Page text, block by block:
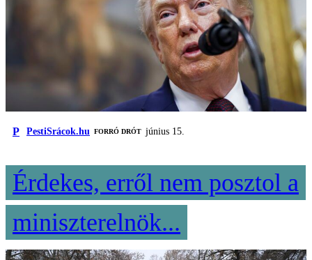
P PestiSrácok.hu FORRÓ DRÓT június 15.
Érdekes, erről nem posztol a
miniszterelnök...